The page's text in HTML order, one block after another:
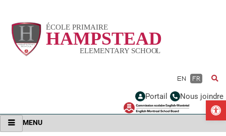
EN FR
Portail Nous joindre
MENU